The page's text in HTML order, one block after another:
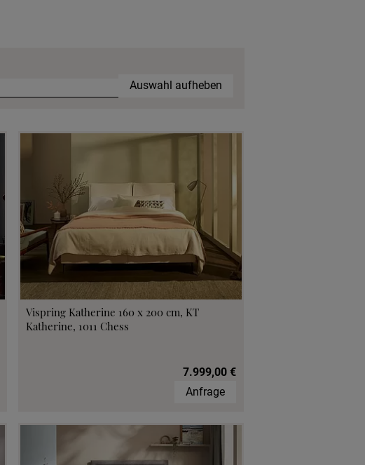
Auswahl aufheben
Vispring Katherine 160 x 200 cm, KT
Katherine, 1011 Chess
7.999,00 €
Anfrage